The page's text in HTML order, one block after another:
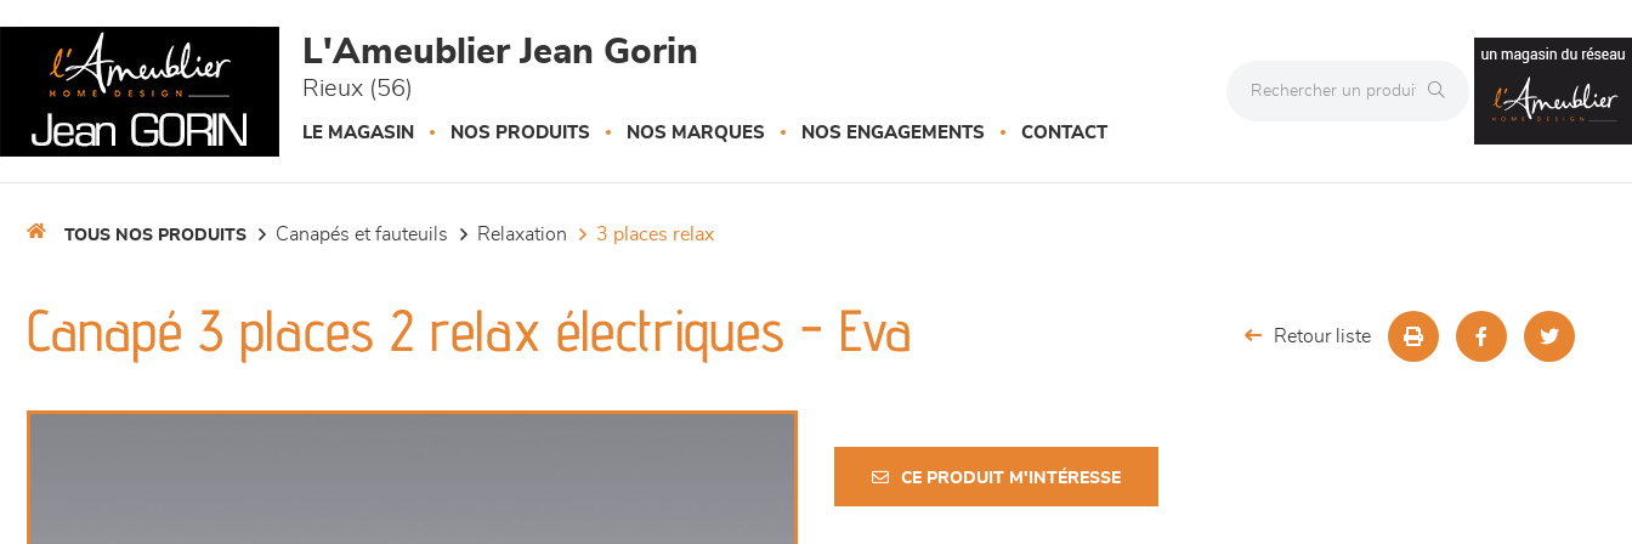
L'Ameublier Jean Gorin
Rieux (56)
LE MAGASIN NOS PRODUITS NOS MARQUES NOS ENGAGEMENTS CONTACT
TOUS NOS PRODUITS canapés et fauteuils relaxation 3 places relax
Canapé 3 places 2 relax électriques - Eva Retour liste
CE PRODUIT M'INTÉRESSE